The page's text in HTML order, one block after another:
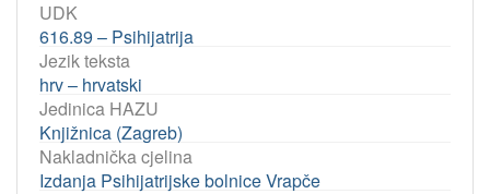
UDK
616.89 – Psihijatrija
Jezik teksta
hrv – hrvatski
Jedinica HAZU
Knjižnica (Zagreb)
Nakladnička cjelina
Izdanja Psihijatrijske bolnice Vrapče